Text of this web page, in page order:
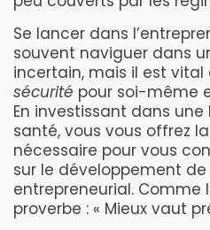
Se lancer dans
souvent naviguer dans
incertain, mais il est vital
sécurité pour soi-même
En investissant dans
santé, vous vous offrez
nécessaire pour vous
sur le développement
entrepreneurial. Comme
proverbe : « Mieux vaut